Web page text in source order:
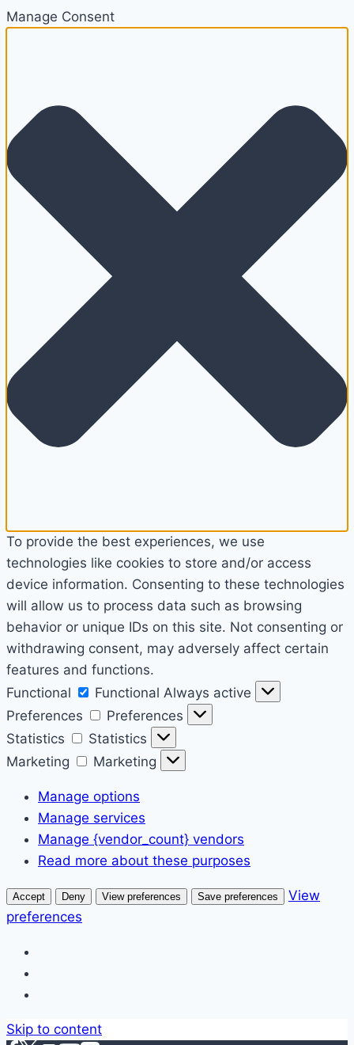
Manage Consent
To provide the best experiences, we use
technologies like cookies to store and/or access
device information. Consenting to these technologies
will allow us to process data such as browsing
behavior or unique IDs on this site. Not consenting or
withdrawing consent, may adversely affect certain
features and functions.
Functional
Functional Always active
Preferences
Preferences
Statistics
Statistics
Marketing
Marketing
Manage options
Manage services
Manage {vendor_count} vendors
Read more about these purposes
Accept Deny View preferences Save preferences
View
preferences
Skip to content